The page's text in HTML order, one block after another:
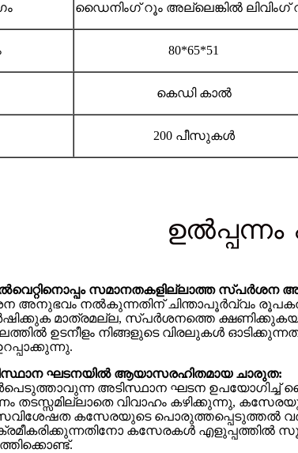
ഡൈനിംഗ് റൂം അല്ലെങ്കിൽ ലിവിംഗ്
80*65*51
കെഡി കാൽ
200 പീസുകൾ
സമാനതകളില്ലാത്ത സ്പർശന
നൽകുന്നതിന് ചിന്താപൂർവ്വം
മാത്രമല്ല, സ്പർശനത്തെ
ഉടനീളം നിങ്ങളുടെ വിരലുകൾ
ഘടനയിൽ ആയാസരഹിതമായ ചാരുത:
അടിസ്ഥാന ഘടന
വിവാഹം കഴിക്കുന്നു,
കസേരയുടെ പൊരുത്തപ്പെടുത്തൽ
കസേരകൾ എളുപ്പത്തിൽ